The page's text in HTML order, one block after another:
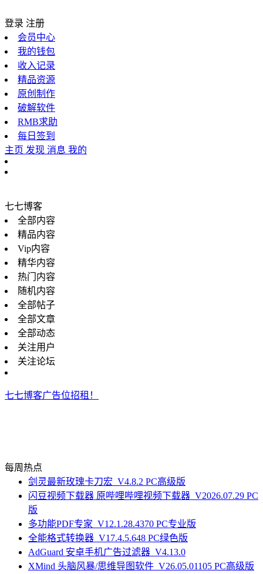
登录 注册
会员中心
我的钱包
收入记录
精品资源
原创制作
破解软件
RMB求助
每日签到
主页 发现 消息 我的
七七博客
全部内容
精品内容
Vip内容
精华内容
热门内容
随机内容
全部帖子
全部文章
全部动态
关注用户
关注论坛
七七博客广告位招租！
每周热点
剑灵最新玫瑰卡刀宏_V4.8.2 PC高级版
闪豆视频下载器 原哔哩哔哩视频下载器_V2026.07.29 PC
版
多功能PDF专家_V12.1.28.4370 PC专业版
全能格式转换器_V17.4.5.648 PC绿色版
AdGuard 安卓手机广告过滤器_V4.13.0
XMind 头脑风暴/思维导图软件_V26.05.01105 PC高级版